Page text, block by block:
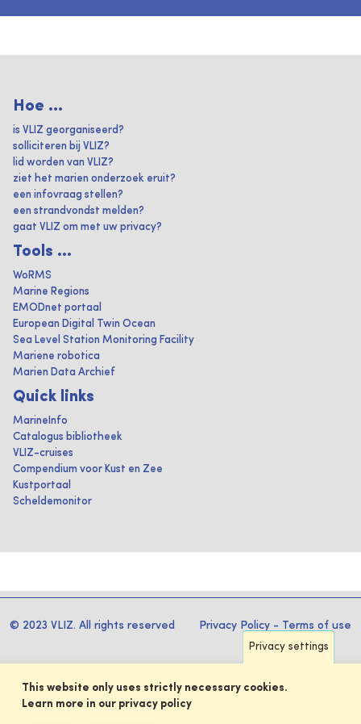
Hoe ...
is VLIZ georganiseerd?
solliciteren bij VLIZ?
lid worden van VLIZ?
ziet het marien onderzoek eruit?
een infovraag stellen?
een strandvondst melden?
gaat VLIZ om met uw privacy?
Tools ...
WoRMS
Marine Regions
EMODnet portaal
European Digital Twin Ocean
Sea Level Station Monitoring Facility
Mariene robotica
Marien Data Archief
Quick links
MarineInfo
Catalogus bibliotheek
VLIZ-cruises
Compendium voor Kust en Zee
Kustportaal
Scheldemonitor
© 2023 VLIZ. All rights reserved Privacy Policy - Terms of use
Privacy settings
This website only uses strictly necessary cookies.
Learn more in our privacy policy